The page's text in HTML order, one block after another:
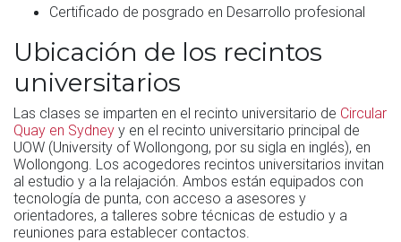
Certificado de posgrado en Desarrollo profesional
Ubicación de los recintos
universitarios
Las clases se imparten en el recinto universitario de Circular
Quay en Sydney y en el recinto universitario principal de
UOW (University of Wollongong, por su sigla en inglés), en
Wollongong. Los acogedores recintos universitarios invitan
al estudio y a la relajación. Ambos están equipados con
tecnología de punta, con acceso a asesores y
orientadores, a talleres sobre técnicas de estudio y a
reuniones para establecer contactos.